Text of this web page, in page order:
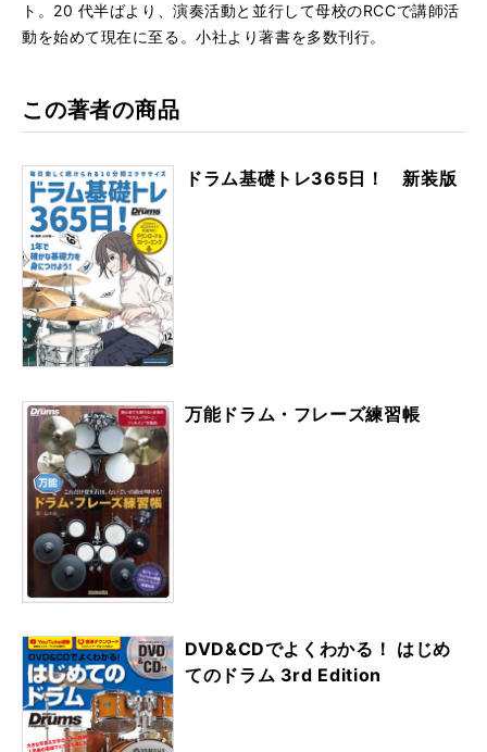
ト。20 代半ばより、演奏活動と並行して母校のRCCで講師活
動を始めて現在に至る。小社より著書を多数刊行。
この著者の商品
ドラム基礎トレ365日！ 新装版
万能ドラム・フレーズ練習帳
DVD&CDでよくわかる！ はじめ
てのドラム 3rd Edition